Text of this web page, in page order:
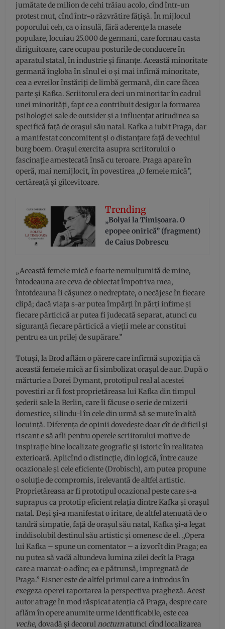
jumătate de milion de cehi trăiau acolo, cînd într-un
protest mut, cînd într-o răzvrătire fățișă. În mijlocul
poporului ceh, ca o insulă, fără aderențe la masele
populare, locuiau 25.000 de germani, care formau casta
diriguitoare, care ocupau posturile de conducere în
aparatul statal, în industrie și finanțe. Această minoritate
germană îngloba în sînul ei o și mai infimă minoritate,
cea a evreilor înstăriți de limbă germană, din care făcea
parte și Kafka. Scriitorul era deci un minoritar în cadrul
unei minorități, fapt ce a contribuit desigur la formarea
psihologiei sale de outsider și a influențat atitudinea sa
specifică față de orașul său natal. Kafka a iubit Praga, dar
a manifestat concomitent și o distanțare față de vechiul
burg boem. Orașul exercita asupra scriitorului o
fascinație amestecată însă cu teroare. Praga apare în
operă, mai nemijlocit, în povestirea „O femeie mică”,
certăreață și gîlcevitoare.
Trending
„Bolyai la Timișoara. O
epopee onirică” (fragment)
de Caius Dobrescu
„Această femeie mică e foarte nemulțumită de mine,
întodeauna are ceva de obiectat împotriva mea,
întotdeauna îi cășunez o nedreptate, o necăjesc în fiecare
clipă; dacă viața s-ar putea împărți în părți infime și
fiecare părticică ar putea fi judecată separat, atunci cu
siguranță fiecare părticică a vieții mele ar constitui
pentru ea un prilej de supărare.”
Totuși, la Brod aflăm o părere care infirmă supoziția că
această femeie mică ar fi simbolizat orașul de aur. După o
mărturie a Dorei Dymant, prototipul real al acestei
povestiri ar fi fost proprietăreasa lui Kafka din timpul
șederii sale la Berlin, care îi făcuse o serie de mizerii
domestice, silindu-l în cele din urmă să se mute în altă
locuință. Diferența de opinii dovedește doar cît de dificil și
riscant e să afli pentru operele scriitorului motive de
inspirație bine localizate geografic și istoric în realitatea
exterioară. Aplicînd o distincție, din logică, între cauze
ocazionale și cele eficiente (Drobisch), am putea propune
o soluție de compromis, irelevantă de altfel artistic.
Proprietăreasa ar fi prototipul ocazional peste care s-a
suprapus ca prototip eficient relația dintre Kafka și orașul
natal. Deși și-a manifestat o iritare, de altfel atenuată de o
tandră simpatie, față de orașul său natal, Kafka și-a legat
inddisolubil destinul său artistic și omenesc de el. „Opera
lui Kafka – spune un comentator – a izvorît din Praga; ea
nu putea să vadă altundeva lumina zilei decît la Praga
care a marcat-o adînc; ea e pătrunsă, impregnată de
Praga.” Eisner este de altfel primul care a introdus în
exegeza operei raportarea la perspectiva pragheză. Acest
autor atrage în mod răspicat atenția că Praga, despre care
aflăm în opere anumite urme identificabile, este cea
veche, dovadă și decorul nocturnatunci cînd localizarea